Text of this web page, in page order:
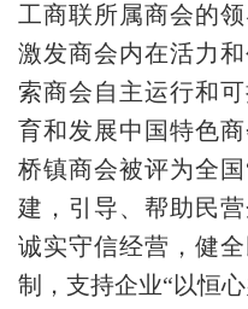
工商联所属商会的
激发商会内在活力
索商会自主运行和
育和发展中国特色
桥镇商会被评为全
建，引导、帮助民
诚实守信经营，健
制，支持企业“以恒